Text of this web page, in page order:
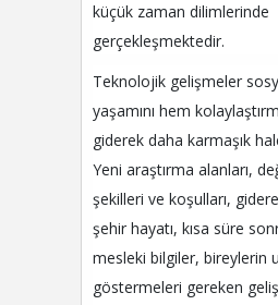
küçük zaman dilimlerinde
gerçekleşmektedir.
Teknolojik gelişmeler
yaşamını hem
giderek daha karmaşık
Yeni araştırma alanları,
şekilleri ve koşulları,
şehir hayatı, kısa süre
mesleki bilgiler, bireylerin
göstermeleri gereken